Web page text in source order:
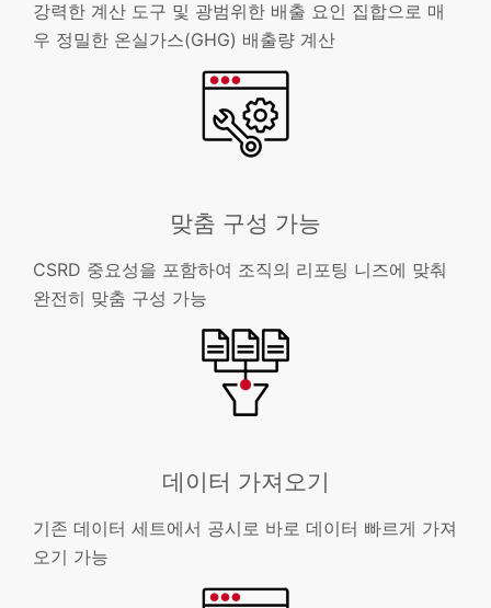
강력한 계산 도구 및 광범위한 배출 요인 집합으로 매
우 정밀한 온실가스(GHG) 배출량 계산
맞춤 구성 가능
CSRD 중요성을 포함하여 조직의 리포팅 니즈에 맞춰
완전히 맞춤 구성 가능
데이터 가져오기
기존 데이터 세트에서 공시로 바로 데이터 빠르게 가져
오기 가능